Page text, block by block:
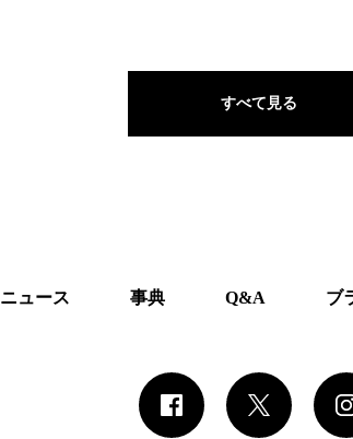
すべて見る
ニュース 事典 Q&A ブ